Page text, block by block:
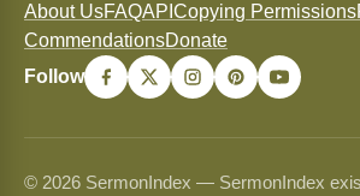
About UsFAQAPI Copying Permissions
CommendationsDonate
Follow
© 2026 SermonIndex — SermonIndex